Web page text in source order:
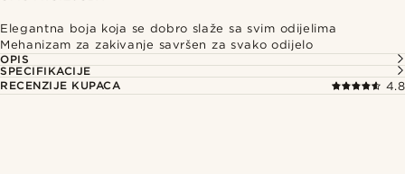
Elegantna boja koja se dobro slaže sa svim odijelima
Mehanizam za zakivanje savršen za svako odijelo
OPIS
SPECIFIKACIJE
RECENZIJE KUPACA
4.8